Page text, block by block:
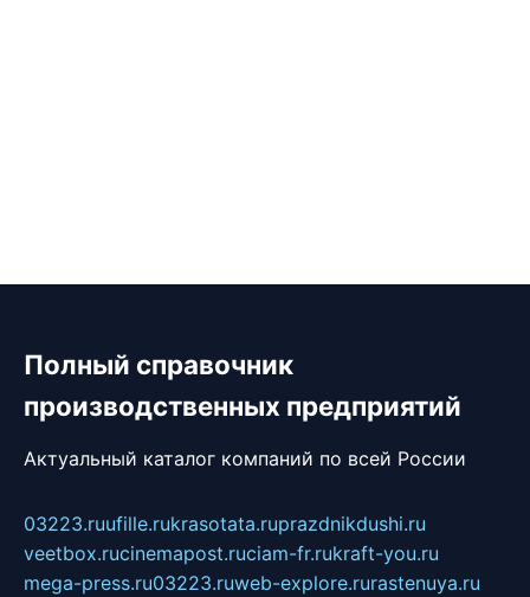
Полный справочник
производственных предприятий
Актуальный каталог компаний по всей России
03223.ruufille.rukrasotata.ruprazdnikdushi.ru
veetbox.rucinemapost.ruciam-fr.rukraft-you.ru
mega-press.ru03223.ruweb-explore.rurastenuya.ru